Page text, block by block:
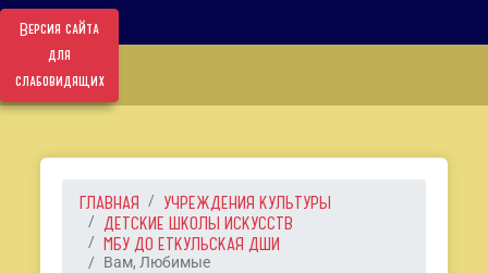
Версия сайта
для
слабовидящих
ГЛАВНАЯ
УЧРЕЖДЕНИЯ КУЛЬТУРЫ
ДЕТСКИЕ ШКОЛЫ ИСКУССТВ
МБУ ДО ЕТКУЛЬСКАЯ ДШИ
Вам, Любимые